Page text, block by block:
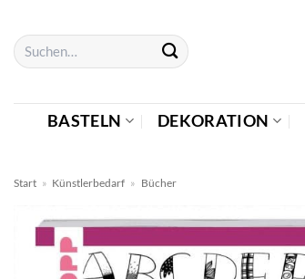
Inhalt
springen
Suchen
nach:
BASTELN DEKORATION
Start » Künstlerbedarf » Bücher